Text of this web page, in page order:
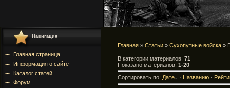
Навигация
Главная страница
Информация о сайте
Каталог статей
Форум
Главная » Статьи » Сухопутные войска »
В категории материалов: 71
Показано материалов: 1-20
Сортировать по: Дате · Названию ·